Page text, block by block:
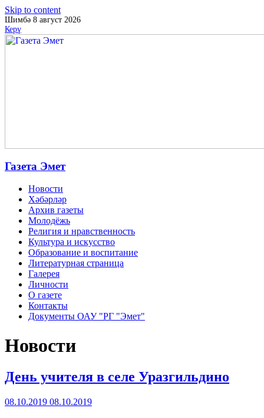
Skip to content
Шимбә 8 август 2026
Керү
Газета Эмет
Новости
Хәбәрләр
Архив газеты
Молодёжь
Религия и нравственность
Культура и искусство
Образование и воспитание
Литературная страница
Галерея
Личности
О газете
Контакты
Документы ОАУ "РГ "Эмет"
Новости
День учителя в селе Уразгильдино
08.10.2019 08.10.2019